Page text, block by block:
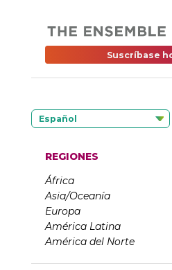
Suscríbase
Español
REGIONES
África
Asia/Oceanía
Europa
América Latina
América del Norte